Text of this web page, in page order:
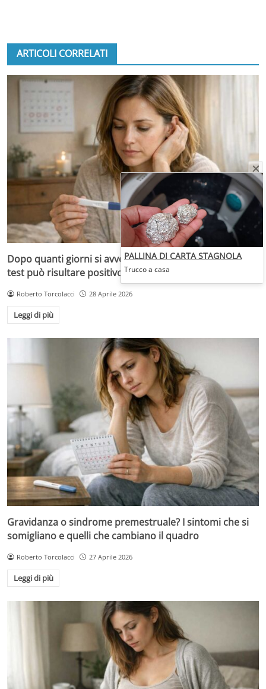
ARTICOLI CORRELATI
Dopo quanti giorni si avvertono i sintomi e quando il
test può risultare positivo
Roberto Torcolacci 28 Aprile 2026
Leggi di più
Gravidanza o sindrome premestruale? I sintomi che si
somigliano e quelli che cambiano il quadro
Roberto Torcolacci 27 Aprile 2026
Leggi di più
PALLINA DI CARTA STAGNOLA
Trucco a casa